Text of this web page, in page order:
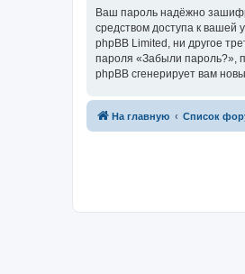
Ваш пароль надёжно
средством доступа к вашей
phpBB Limited, ни другое
пароля «Забыли пароль?»,
phpBB сгенерирует вам
На главную Список